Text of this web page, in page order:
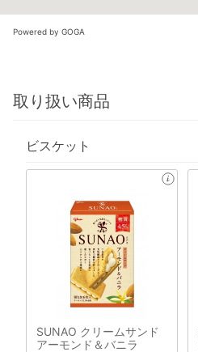
Powered by GOGA
取り扱い商品
ビスケット
SUNAO クリームサンド
アーモンド＆バニラ